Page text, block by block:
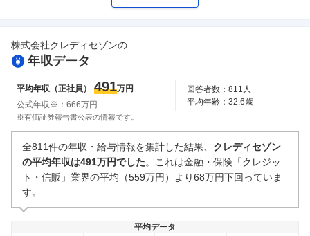
ワークライフバランス 女性の活躍・働きやすさ
副業
25件
人事・評価制度
48件 52件
企業の選考に関するクチコミ
中途採用面接・選考
11件
新卒採用面接・選考
7 件
株式会社クレディセゾンの
年収データ
平均年収（正社員） 491万円
公式年収※： 666万円
回答者数：811 人
平均年齢：32.6歳
※有価証券報告書公表の情報です。
全811件の年収・給与情報を集計した結果、 クレディセゾン
の平均年収は491万円でした。これは金融・保険「クレジッ
ト・信販」業界の平均（559万円）より68万円下回っていま
す。
平均データ